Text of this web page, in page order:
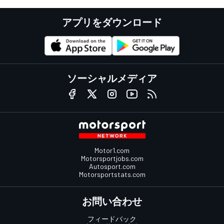
アプリをダウンロード
ソーシャルメディア
Motor1.com
Motorsportjobs.com
Autosport.com
Motorsportstats.com
お問い合わせ
フィードバック